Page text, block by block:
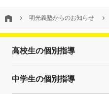
明光義塾からのお知らせ
高校生の個別指導
中学生の個別指導